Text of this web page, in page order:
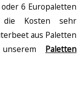
6 Europaletten
Kosten sehr
aus Paletten
Paletten